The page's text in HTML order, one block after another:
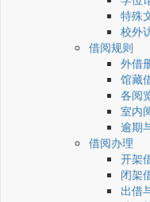
特殊
校外
借阅规则
外借
馆藏
各阅
室内
逾期
借阅办理
开架
闭架
出借